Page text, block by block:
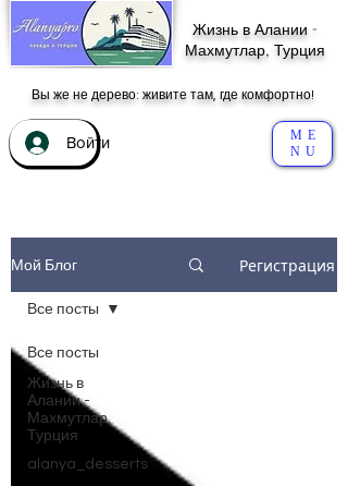
Жизнь в Алании -
Махмутлар, Турция
Вы же не дерево: живите там, где комфортно!
Войти
ME
NU
Мой Блог Регистрация
Все посты
Жизнь в
Алании -
Махмутлар,
Турция
alanya_desserts
Все посты